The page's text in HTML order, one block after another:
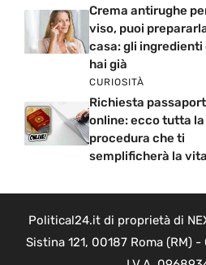
Crema antirughe
viso, puoi
casa: gli ingredienti
hai già
CURIOSITÀ
Richiesta
online: ecco tutta la
procedura che ti
semplificherà la vita
Political24.it di proprietà di
Sistina 121, 00187 Roma (RM)